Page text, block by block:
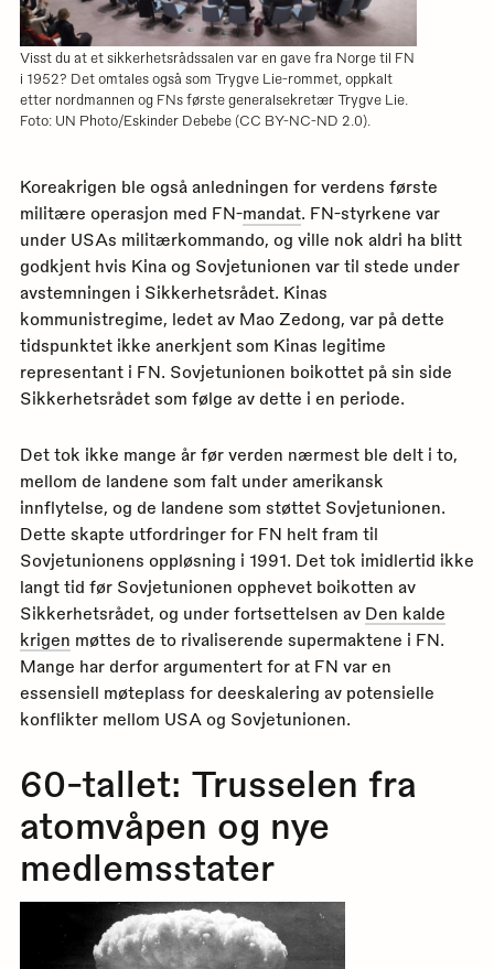
Visst du at et sikkerhetsrådssalen var en gave fra Norge til FN
i 1952? Det omtales også som Trygve Lie-rommet, oppkalt
etter nordmannen og FNs første generalsekretær Trygve Lie.
Foto: UN Photo/Eskinder Debebe (CC BY-NC-ND 2.0).
Koreakrigen ble også anledningen for verdens første
militære operasjon med FN-mandat. FN-styrkene var
under USAs militærkommando, og ville nok aldri ha blitt
godkjent hvis Kina og Sovjetunionen var til stede under
avstemningen i Sikkerhetsrådet. Kinas
kommunistregime, ledet av Mao Zedong, var på dette
tidspunktet ikke anerkjent som Kinas legitime
representant i FN. Sovjetunionen boikottet på sin side
Sikkerhetsrådet som følge av dette i en periode.
Det tok ikke mange år før verden nærmest ble delt i to,
mellom de landene som falt under amerikansk
innflytelse, og de landene som støttet Sovjetunionen.
Dette skapte utfordringer for FN helt fram til
Sovjetunionens oppløsning i 1991. Det tok imidlertid ikke
langt tid før Sovjetunionen opphevet boikotten av
Sikkerhetsrådet, og under fortsettelsen av Den kalde
krigen møttes de to rivaliserende supermaktene i FN.
Mange har derfor argumentert for at FN var en
essensiell møteplass for deeskalering av potensielle
konflikter mellom USA og Sovjetunionen.
60-tallet: Trusselen fra
atomvåpen og nye
medlemsstater